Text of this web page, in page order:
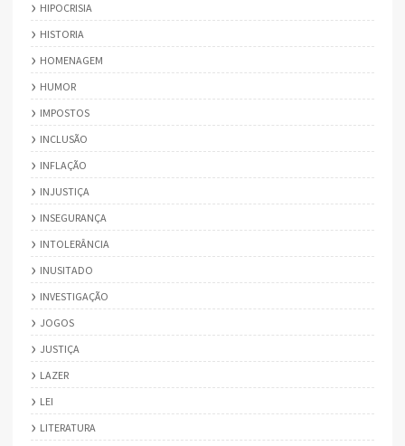
HIPOCRISIA
HISTORIA
HOMENAGEM
HUMOR
IMPOSTOS
INCLUSÃO
INFLAÇÃO
INJUSTIÇA
INSEGURANÇA
INTOLERÂNCIA
INUSITADO
INVESTIGAÇÃO
JOGOS
JUSTIÇA
LAZER
LEI
LITERATURA